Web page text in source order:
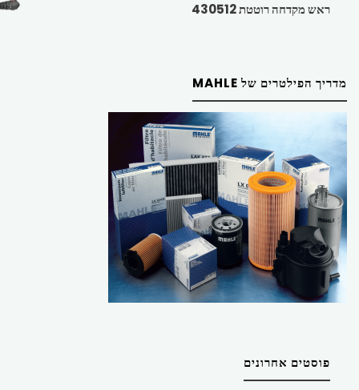
ראש מקדחה רוטטת 430512
מדריך הפילטרים של MAHLE
פוסטים אחרונים